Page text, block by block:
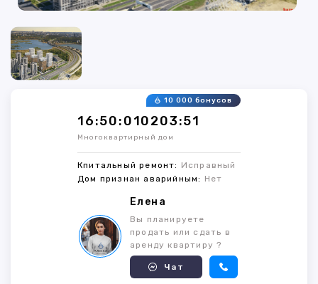
16:50:010203:51
10 000 бонусов
Многоквартирный дом
Кпитальный ремонт: Исправный
Дом признан аварийным: Нет
Елена
Вы планируете
продать или сдать в
аренду квартиру ?
Чат